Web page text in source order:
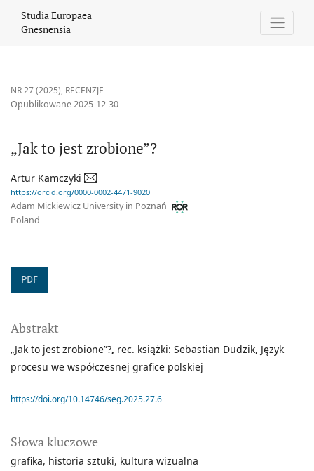
Studia Europaea
Gnesnensia
NR 27 (2025), RECENZJE
„Jak to jest zrobione”?
Opublikowane 2025-12-30
Artur Kamczyki
https://orcid.org/0000-0002-4471-9020
Adam Mickiewicz University in Poznań
Poland
PDF
Słowa kluczowe
grafika historia sztuki kultura wizualna
Abstrakt
„Jak to jest zrobione”?, rec. książki: Sebastian Dudzik, Język
procesu we współczesnej grafice polskiej
https://doi.org/10.14746/seg.2025.27.6